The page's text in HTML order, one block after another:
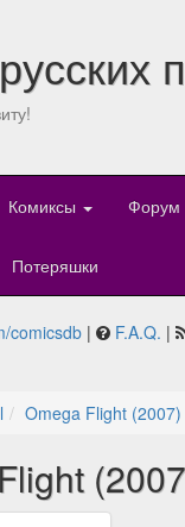
Комиксы Форум
Потеряшки
comicsdb | F.A.Q. |
Omega Flight (2007)